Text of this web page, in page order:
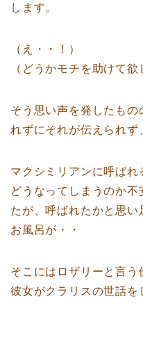
します。
（え・・！）
（どうかモチを助けて欲
そう思い声を発したも
れずにそれが伝えられず
マクシミリアンに呼ば
どうなってしまうのか
たが、呼ばれたかと思
お風呂が・・
そこにはロザリーと言う
彼女がクラリスの世話を